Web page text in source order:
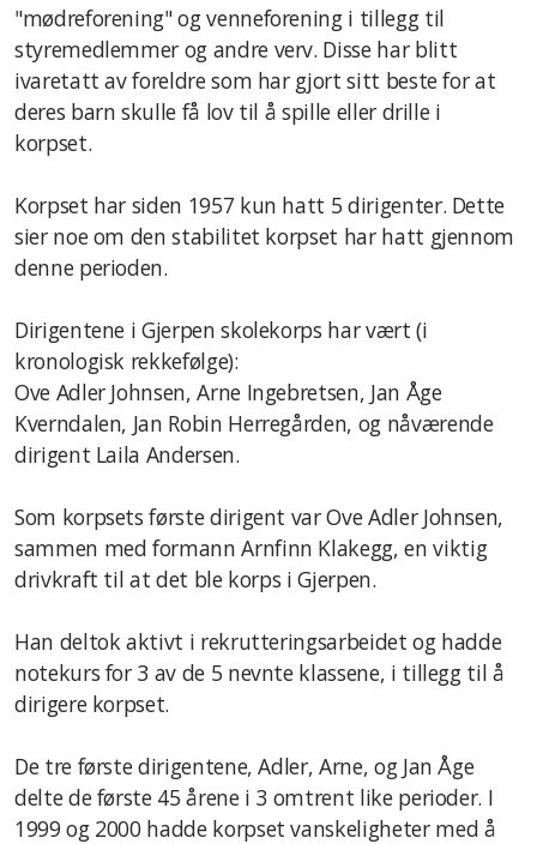
"mødreforening" og venneforening i tillegg til
styremedlemmer og andre verv. Disse har blitt
ivaretatt av foreldre som har gjort sitt beste for at
deres barn skulle få lov til å spille eller drille i
korpset.
Korpset har siden 1957 kun hatt 5 dirigenter. Dette
sier noe om den stabilitet korpset har hatt gjennom
denne perioden.
Dirigentene i Gjerpen skolekorps har vært (i
kronologisk rekkefølge):
Ove Adler Johnsen, Arne Ingebretsen, Jan Åge
Kverndalen, Jan Robin Herregården, og nåværende
dirigent Laila Andersen.
Som korpsets første dirigent var Ove Adler Johnsen,
sammen med formann Arnfinn Klakegg, en viktig
drivkraft til at det ble korps i Gjerpen.
Han deltok aktivt i rekrutteringsarbeidet og hadde
notekurs for 3 av de 5 nevnte klassene, i tillegg til å
dirigere korpset.
De tre første dirigentene, Adler, Arne, og Jan Åge
delte de første 45 årene i 3 omtrent like perioder. I
1999 og 2000 hadde korpset vanskeligheter med å